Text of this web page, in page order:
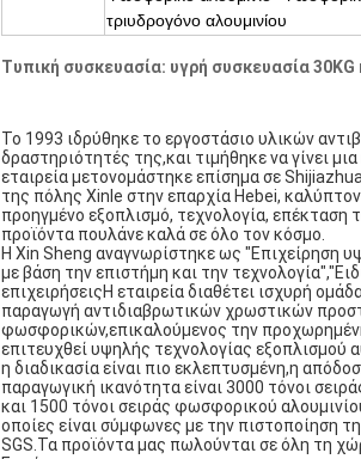
τριυδρογόνο αλουμινίου
Τυπική συσκευασία: υγρή συσκευασία 30KG
Το 1993 ιδρύθηκε το εργοστάσιο υλικών
δραστηριότητές της,και τιμήθηκε να γίνει
εταιρεία μετονομάστηκε επίσημα σε
της πόλης Xinle στην επαρχία Hebei,
προηγμένο εξοπλισμό, τεχνολογία,
προϊόντα πουλάνε καλά σε όλο τον κόσμο.
Η Xin Sheng αναγνωρίστηκε ως "Επιχείρηση
με βάση την επιστήμη και την
επιχειρήσειςΗ εταιρεία διαθέτει ισχυρή
παραγωγή αντιδιαβρωτικών χρωστικών
φωσφορικών,επικαλούμενος την
επιτευχθεί υψηλής τεχνολογίας
η διαδικασία είναι πιο εκλεπτυσμένη,η
παραγωγική ικανότητα είναι 3000 τόνοι
και 1500 τόνοι σειράς φωσφορικού
οποίες είναι σύμφωνες με την πιστοποίηση
SGS.Τα προϊόντα μας πωλούνται σε όλη τη